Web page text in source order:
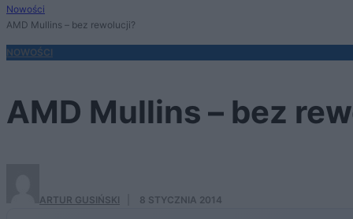
Nowości
AMD Mullins – bez rewolucji?
NOWOŚCI
AMD Mullins – bez
ARTUR GUSIŃSKI 8 STYCZNIA 2014